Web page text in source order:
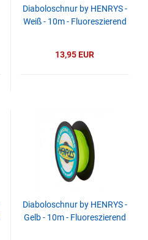
Diaboloschnur by HENRYS -
Weiß - 10m - Fluoreszierend
13,95 EUR
Diaboloschnur by HENRYS -
Gelb - 10m - Fluoreszierend